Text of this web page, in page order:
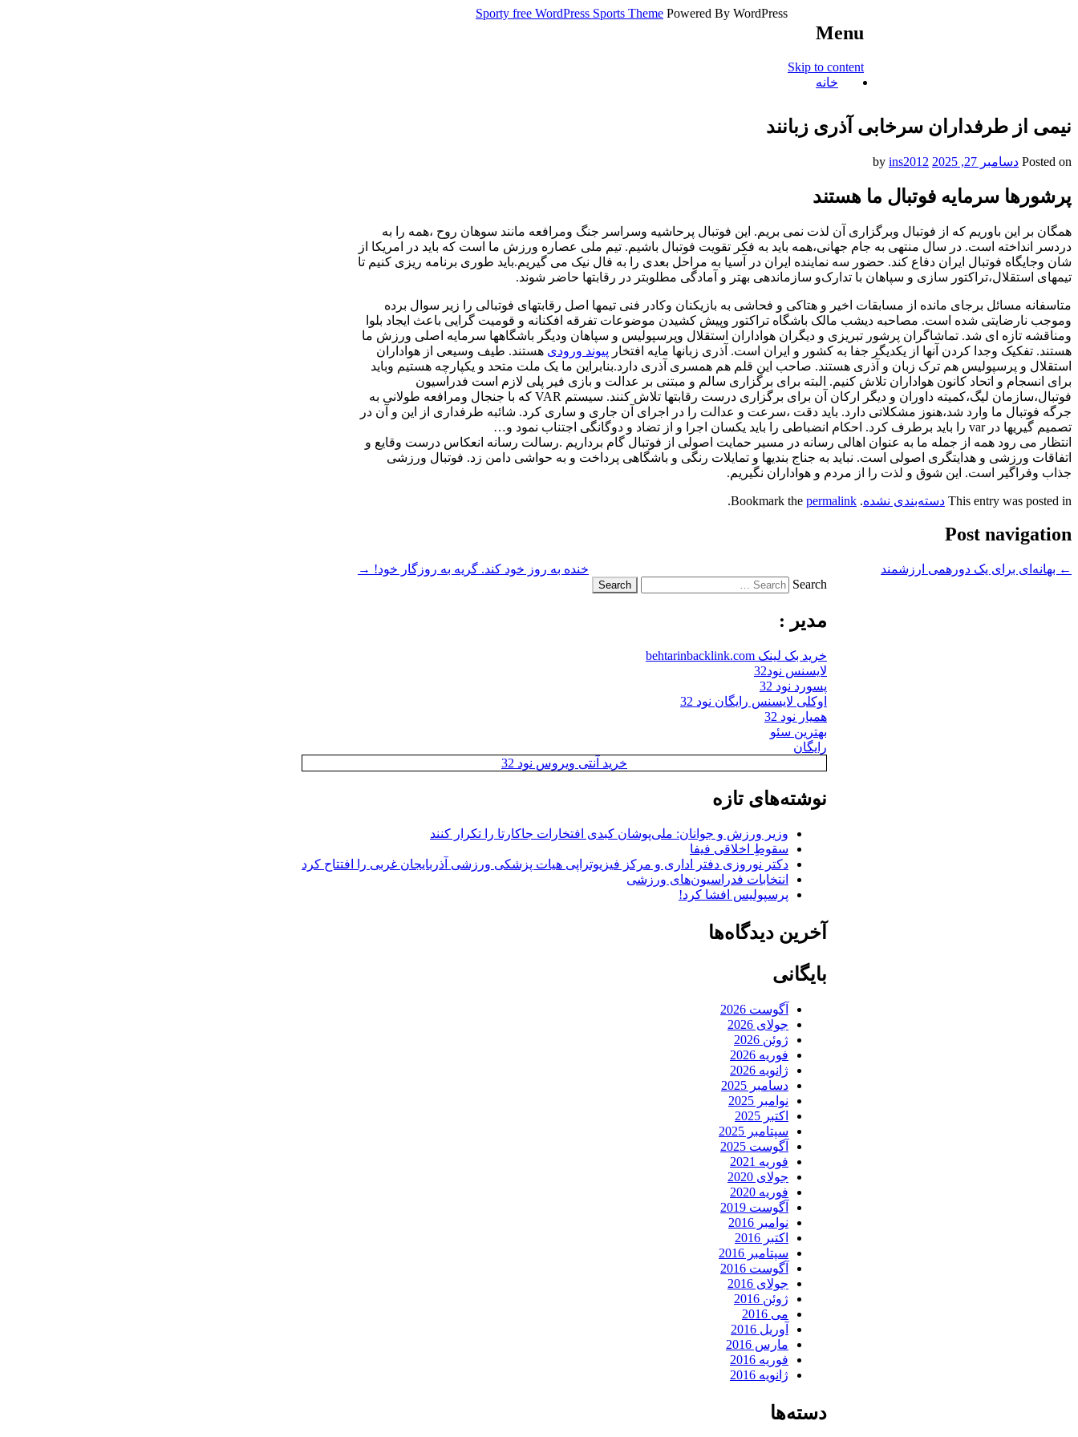
Menu
Skip to content
خانه
نیمی از طرفداران سرخابی آذری زبانند
Posted on دسامبر 27, 2025 ins2012
پرشورها سرمایه فوتبال ما هستند
همگان بر این باوریم که از فوتبال و‌برگزاری آن لذت نمی بریم. این فوتبال پرحاشیه و‌سراسر جنگ و‌مرافعه مانند سوهان روح ،همه را به
دردسر انداخته است. در سال منتهی به جام جهانی،همه باید به فکر تقویت فوتبال باشیم. تیم ملی عصاره ورزش ما است که باید در امریکا از
شان و‌جایگاه فوتبال ایران دفاع کند. حضور سه نماینده ایران در آسیا به مراحل بعدی را به فال نیک می گیریم.باید طوری برنامه ریزی کنیم تا
تیمهای استقلال،تراکتور سازی و سپاهان با تدارک‌و سازماندهی بهتر و آمادگی مطلوبتر در رقابتها حاضر شوند.
متاسفانه مسائل برجای مانده از مسابقات اخیر و هتاکی و فحاشی به بازیکنان و‌کادر فنی تیمها اصل رقابتهای فوتبالی را زیر سوال برده
و‌موجب نارضایتی شده است. مصاحبه دیشب مالک باشگاه تراکتور و‌پیش کشیدن موضوعات تفرقه افکنانه و قومیت گرایی باعث ایجاد بلوا
و‌مناقشه تازه ای شد. تماشاگران پرشور تبریزی و دیگران هواداران استقلال و‌پرسپولیس و سپاهان و‌دیگر باشگاهها سرمایه اصلی ورزش ما
هستند. تفکیک و‌جدا کردن آنها از یکدیگر جفا به کشور و ایران است. آذری زبانها مایه افتخار پیوند ورودی هستند. طیف وسیعی از هواداران
استقلال و پرسپولیس هم ترک زبان و آذری هستند. صاحب این قلم هم همسری آذری دارد.بنابراین ما یک ملت متحد و یکپارچه هستیم و‌باید
برای انسجام و اتحاد کانون هواداران تلاش کنیم. البته برای برگزاری سالم و مبتنی بر عدالت و بازی فیر پلی لازم است فدراسیون
فوتبال،سازمان لیگ،کمیته داوران و دیگر ارکان آن برای برگزاری درست رقابتها تلاش کنند. سیستم VAR که با جنجال و‌مرافعه طولانی به
جرگه فوتبال ما وارد شد،هنوز مشکلاتی دارد. باید دقت ،سرعت و عدالت را در اجرای آن جاری و ساری کرد. شائبه طرفداری از این و آن در
تصمیم گیریها در var را باید برطرف کرد. احکام انضباطی را باید یکسان اجرا و از تضاد و دوگانگی اجتناب نمود و…
انتظار می رود همه از جمله ما به عنوان اهالی رسانه در مسیر حمایت اصولی از فوتبال گام برداریم .رسالت رسانه انعکاس درست وقایع و
اتفاقات ورزشی و هدایتگری اصولی است. نباید به جناج بندیها و تمایلات رنگی و باشگاهی پرداخت و به حواشی دامن زد. فوتبال ورزشی
جذاب و‌فراگیر است. این شوق و لذت را از مردم و هواداران نگیریم.
This entry was posted in دسته‌بندی نشده. Bookmark the
permalink
.
Post navigation
← بهانه‌ای برای یک دورهمی ارزشمند خنده به روز خود کند. گریه به روزگار خود! →
Search
مدیر :
خرید بک لینک behtarinbacklink.com
لایسنس نود32
پسورد نود 32
اوکلی لایسنس رایگان نود 32
همیار نود 32
بهترین سئو
رایگان
خرید آنتی ویروس نود 32
نوشته‌های تازه
وزیر ورزش و جوانان: ملی‌پوشان کبدی افتخارات جاکارتا را تکرار کنند
سقوطِ اخلاقی فیفا
دکتر نوروزی دفتر اداری و مرکز فیزیوتراپی هیات پزشکی ورزشی آذربایجان غربی را افتتاح کرد
انتخابات فدراسیون‌های ورزشی
پرسپولیس افشا کرد!
آخرین دیدگاه‌ها
بایگانی
آگوست 2026
جولای 2026
ژوئن 2026
فوریه 2026
ژانویه 2026
دسامبر 2025
نوامبر 2025
اکتبر 2025
سپتامبر 2025
آگوست 2025
فوریه 2021
جولای 2020
فوریه 2020
آگوست 2019
نوامبر 2016
اکتبر 2016
سپتامبر 2016
آگوست 2016
جولای 2016
ژوئن 2016
می 2016
آوریل 2016
مارس 2016
فوریه 2016
ژانویه 2016
دسته‌ها
Sporty free WordPress Sports Theme Powered By WordPress